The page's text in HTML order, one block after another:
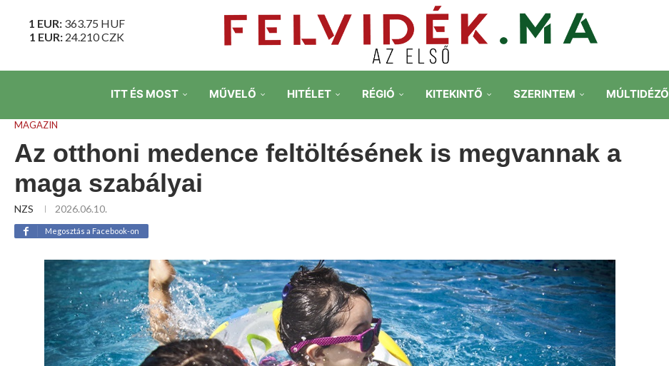
1 EUR: 363.75 HUF
1 EUR: 24.210CZK
ITT ÉS MOST MŰVELŐ HITÉLET RÉGIÓ KITEKINTŐ SZERINTEM MÚLTIDÉZŐ
MAGAZIN
Az otthoni medence feltöltésének is megvannak a
maga szabályai
NZS 2026.06.10.
Megosztás a Facebook-on